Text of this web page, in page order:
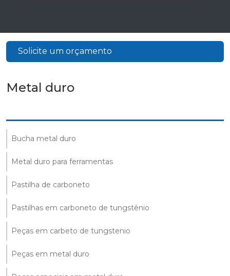
Solicite um orçamento
Metal duro
Bucha metal duro
Metal duro para ferramentas
Pastilha de carboneto
Pastilhas em carboneto de tungstênio
Peças em carbeto de tungstenio
Peças em metal duro